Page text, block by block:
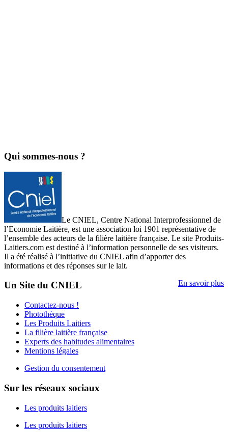
Qui sommes-nous ?
Le CNIEL, Centre National Interprofessionnel de
l’Economie Laitière, est une association loi 1901 représentative de
l’ensemble des acteurs de la filière laitière française. Le site Produits-
Laitiers.com est destiné à l’information personnelle de ses visiteurs.
Il a été réalisé à l’initiative du CNIEL afin d’apporter des
informations et des réponses sur le lait.
En savoir plus
Un Site du CNIEL
Contactez-nous !
Photothèque
Les Produits Laitiers
La filière laitière française
Experts des habitudes alimentaires
Mentions légales
Gestion du consentement
Sur les réseaux sociaux
Les produits laitiers
Les produits laitiers